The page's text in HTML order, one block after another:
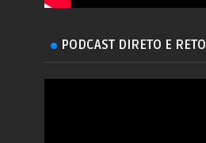
PODCAST DIRETO E RETO